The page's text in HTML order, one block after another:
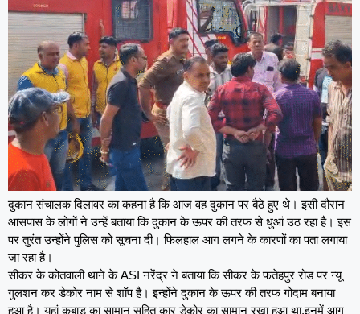
दुकान संचालक दिलावर का कहना है कि आज वह दुकान पर बैठे हुए थे। इसी दौरान
आसपास के लोगों ने उन्हें बताया कि दुकान के ऊपर की तरफ से धुआं उठ रहा है। इस
पर तुरंत उन्होंने पुलिस को सूचना दी। फिलहाल आग लगने के कारणों का पता लगाया
जा रहा है।
सीकर के कोतवाली थाने के ASI नरेंद्र ने बताया कि सीकर के फतेहपुर रोड पर न्यू
गुलशन कर डेकोर नाम से शॉप है। इन्होंने दुकान के ऊपर की तरफ गोदाम बनाया
हुआ है। यहां कबाड़ का सामान सहित कार डेकोर का सामान रखा हुआ था,इनमें आग